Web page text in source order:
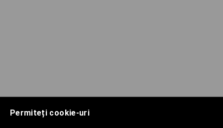
Permiteți cookie-uri